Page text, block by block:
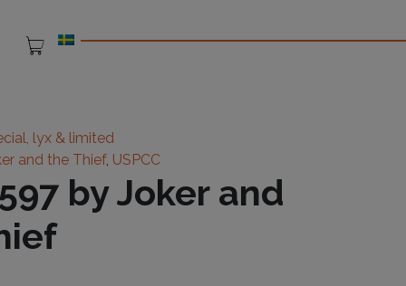
lyx & limited
and the Thief, USPCC
by Joker and